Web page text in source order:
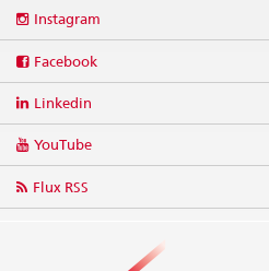
media
Instagram
Facebook
Linkedin
YouTube
Flux RSS